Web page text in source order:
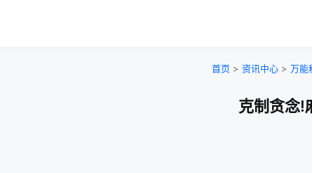
首页 > 资讯中心 > 万能
克制贪念!